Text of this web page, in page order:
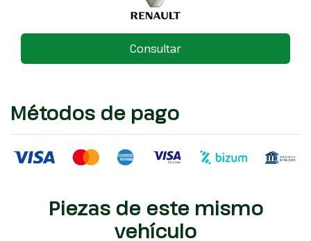
Consultar
Métodos de pago
Piezas de este mismo
vehículo